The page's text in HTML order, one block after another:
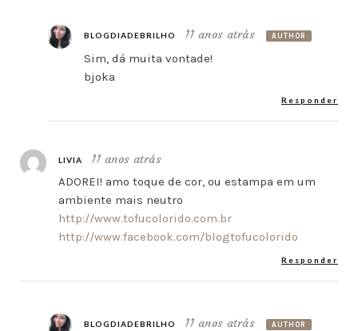
BLOGDIADEBRILHO 11 anos atrás AUTHOR
Sim, dá muita vontade!
bjoka
Responder
LIVIA
11 anos atrás
ADOREI! amo toque de cor, ou estampa em um
ambiente mais neutro
http://www.tofucolorido.com.br
http://www.facebook.com/blogtofucolorido
Responder
BLOGDIADEBRILHO 11 anos atrás AUTHOR